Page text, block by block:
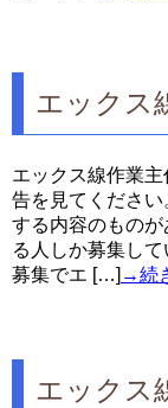
エックス
エックス線作業
告を見てくださ
する内容のもの
る人しか募集し
募集でエ […] →続
エックス